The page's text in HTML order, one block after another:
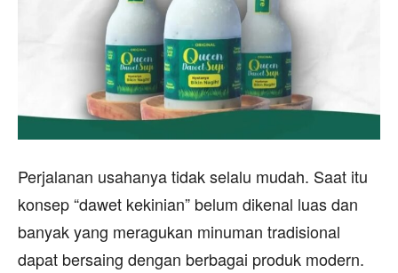
Perjalanan usahanya tidak selalu mudah. Saat itu
konsep “dawet kekinian” belum dikenal luas dan
banyak yang meragukan minuman tradisional
dapat bersaing dengan berbagai produk modern.